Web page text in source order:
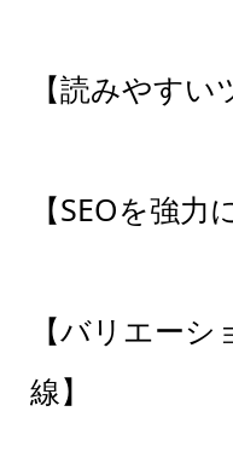
【読みやすい
【SEOを強力
【バリエー
線】